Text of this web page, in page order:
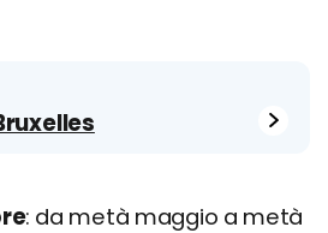
da metà maggio a metà